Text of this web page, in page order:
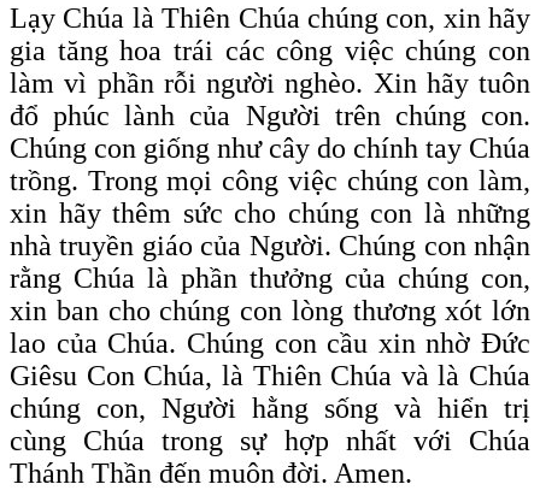
Lạy Chúa là Thiên Chúa chúng con, xin hãy
gia tăng hoa trái các công việc chúng con
làm vì phần rỗi người nghèo. Xin hãy tuôn
đổ phúc lành của Người trên chúng con.
Chúng con giống như cây do chính tay Chúa
trồng. Trong mọi công việc chúng con làm,
xin hãy thêm sức cho chúng con là những
nhà truyền giáo của Người. Chúng con nhận
rằng Chúa là phần thưởng của chúng con,
xin ban cho chúng con lòng thương xót lớn
lao của Chúa. Chúng con cầu xin nhờ Đức
Giêsu Con Chúa, là Thiên Chúa và là Chúa
chúng con, Người hằng sống và hiển trị
cùng Chúa trong sự hợp nhất với Chúa
Thánh Thần đến muôn đời. Amen.